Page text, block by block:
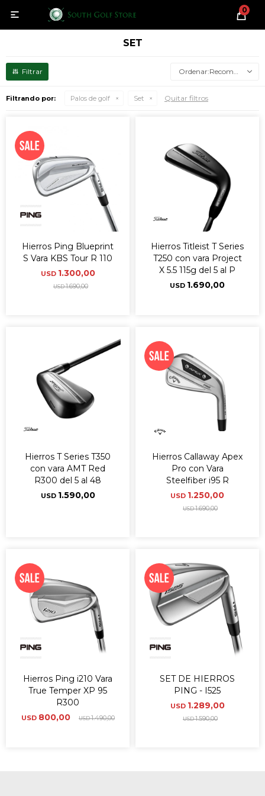
0

SET
Recomendados
Filtrando por: Palos de golf Set Quitar filtros
Hierros Ping Blueprint
S Vara KBS Tour R 110
USD 1.300,00
USD1.690,00
Hierros Titleist T Series
T250 con vara Project
X 5.5 115g del 5 al P
USD 1.690,00
Hierros T Series T350
con vara AMT Red
R300 del 5 al 48
USD 1.590,00
Hierros Callaway Apex
Pro con Vara
Steelfiber i95 R
USD 1.250,00
USD1.690,00
Hierros Ping i210 Vara
True Temper XP 95
R300
USD 800,00 USD1.490,00
SET DE HIERROS
PING - I525
USD 1.289,00
USD1.590,00